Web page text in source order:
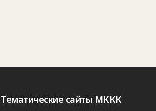
Тематические сайты МККК